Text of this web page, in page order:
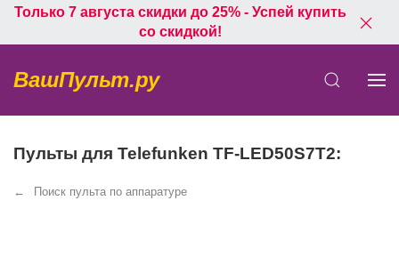
Только 7 августа скидки до 25% - Успей купить
со скидкой!
ВашПульт.ру
Пульты для Telefunken TF-LED50S7T2:
Поиск пульта по аппаратуре